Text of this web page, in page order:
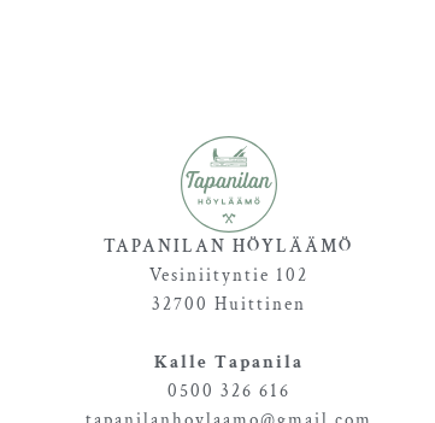
TAPANILAN HÖYLÄÄMÖ
Vesiniityntie 102
32700 Huittinen
Kalle Tapanila
0500 326 616